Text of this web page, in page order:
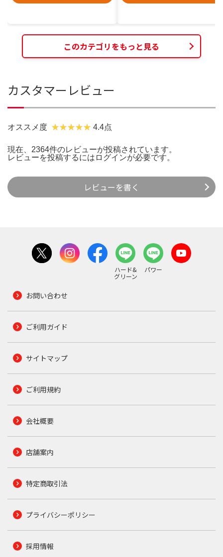
このカテゴリをもっと見る
カスタマーレビュー
オススメ度 4.4点
現在、2364件のレビューが投稿されています。
レビューを投稿するには ログインが必要です。
レビューを書く
ハード&
グリーン
パワー
お問い合わせ
ご利用ガイド
サイトマップ
ご利用規約
会社概要
店舗案内
特定商取引法
プライバシーポリシー
採用情報